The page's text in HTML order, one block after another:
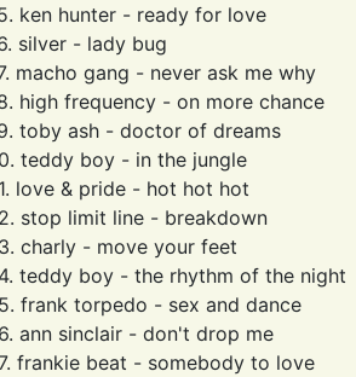
ken hunter - ready for love
silver - lady bug
macho gang - never ask me why
high frequency - on more chance
toby ash - doctor of dreams
teddy boy - in the jungle
love & pride - hot hot hot
stop limit line - breakdown
charly - move your feet
teddy boy - the rhythm of the night
frank torpedo - sex and dance
ann sinclair - don't drop me
frankie beat - somebody to love